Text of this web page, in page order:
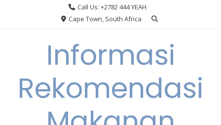
Call Us: +2782 444 YEAH
Cape Town, South Africa
Informasi
Rekomendasi